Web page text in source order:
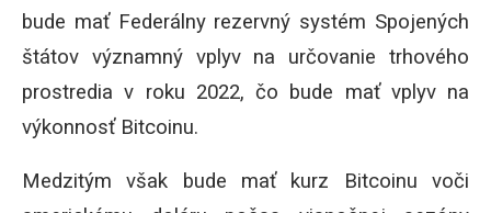
bude mať Federálny rezervný systém Spojených
štátov významný vplyv na určovanie trhového
prostredia v roku 2022, čo bude mať vplyv na
výkonnosť Bitcoinu.
Medzitým však bude mať kurz Bitcoinu voči